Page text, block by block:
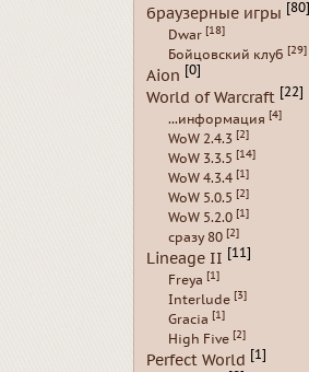
браузерные игры [80]
Dwar [18]
Бойцовский клуб [29]
Aion [0]
World of Warcraft [22]
...информация [4]
WoW 2.4.3 [2]
WoW 3.3.5 [14]
WoW 4.3.4 [1]
WoW 5.0.5 [2]
WoW 5.2.0 [1]
сразу 80 [2]
Lineage II [11]
Freya [1]
Interlude [3]
Gracia [1]
High Five [2]
Perfect World [1]